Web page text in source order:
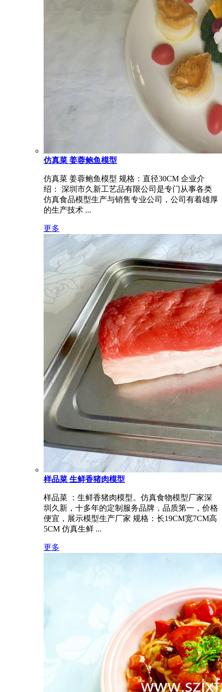
仿真菜 姜蓉鲍鱼模型
仿真菜 姜蓉鲍鱼模型 规格：直径30CM 企业介
绍： 深圳市久新工艺品有限公司是专门从事各类
仿真食品模型生产与销售专业公司，公司有着雄厚
的生产技术 ...
更多
样品菜 生鲜香猪肉模型
样品菜 ：生鲜香猪肉模型。仿真食物模型厂家深
圳久新，十多年的定制服务品牌，品质第一，价格
便宜，展示模型生产厂家 规格：长19CM宽7CM高
5CM 仿真生鲜 ...
更多